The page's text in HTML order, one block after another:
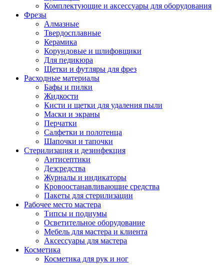
Комплектующие и аксессуары для оборудования
Фрезы
Алмазные
Твердосплавные
Керамика
Корундовые и шлифовщики
Для педикюра
Щетки и футляры для фрез
Расходные материалы
Бафы и пилки
Жидкости
Кисти и щетки для удаления пыли
Маски и экраны
Перчатки
Салфетки и полотенца
Шапочки и тапочки
Стерилизация и дезинфекция
Антисептики
Дезсредства
Журналы и индикаторы
Кровоостанавливающие средства
Пакеты для стерилизации
Рабочее место мастера
Типсы и подиумы
Осветительное оборудование
Мебель для мастера и клиента
Аксессуары для мастера
Косметика
Косметика для рук и ног